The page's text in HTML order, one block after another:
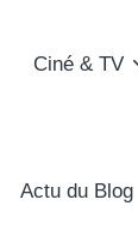
Ciné & TV
Actu du Blog